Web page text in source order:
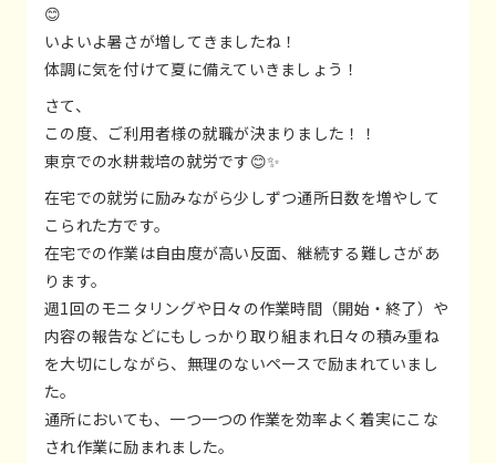
😊
いよいよ暑さが増してきましたね！
体調に気を付けて夏に備えていきましょう！
さて、
この度、ご利用者様の就職が決まりました！！
東京での水耕栽培の就労です😊✨
在宅での就労に励みながら少しずつ通所日数を増やして
こられた方です。
在宅での作業は自由度が高い反面、継続する難しさがあ
ります。
週1回のモニタリングや日々の作業時間（開始・終了）や
内容の報告などにもしっかり取り組まれ日々の積み重ね
を大切にしながら、無理のないペースで励まれていまし
た。
通所においても、一つ一つの作業を効率よく着実にこな
され作業に励まれました。